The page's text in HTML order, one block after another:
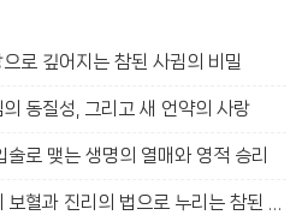
로 깊어지는 참된 사귐의 비밀
동질성, 그리고 새 언약의 사랑
로 맺는 생명의 열매와 영적 승리